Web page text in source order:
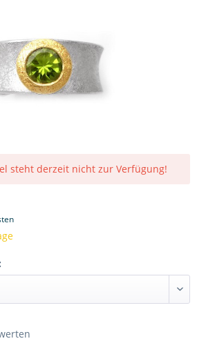
steht derzeit nicht zur Verfügung!